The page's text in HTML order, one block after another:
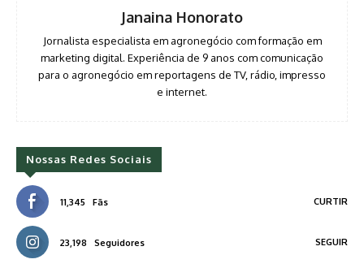
Janaina Honorato
Jornalista especialista em agronegócio com formação em
marketing digital. Experiência de 9 anos com comunicação
para o agronegócio em reportagens de TV, rádio, impresso
e internet.
Nossas Redes Sociais
11,345 Fãs CURTIR
23,198 Seguidores SEGUIR